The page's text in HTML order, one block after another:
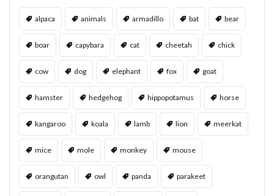
alpaca animals armadillo bat bear
boar capybara cat cheetah chick
cow dog elephant fox goat
hamster hedgehog hippopotamus horse
kangaroo koala lamb lion meerkat
mice mole monkey mouse
orangutan owl panda parakeet